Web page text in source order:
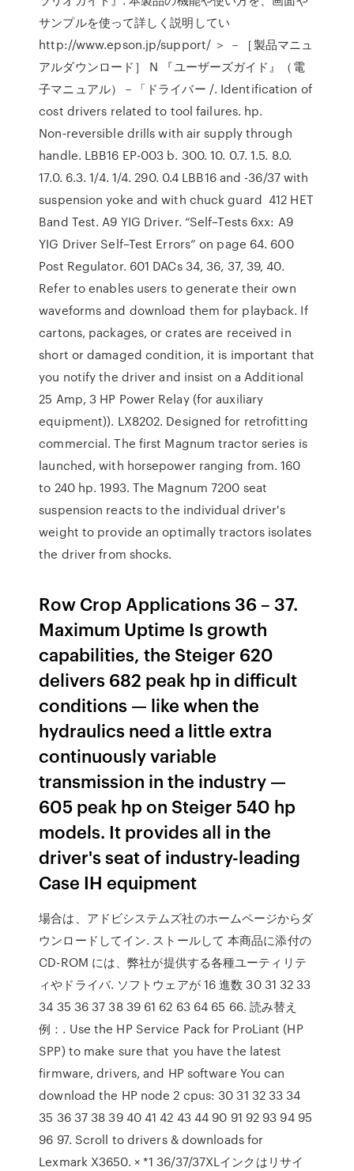
サンプルを使って詳しく説明してい
http://www.epson.jp/support/ ＞ －［製品マニュ
アルダウンロード］ N 『ユーザーズガイド』（電
子マニュアル）－「ドライバー /. Identification of
cost drivers related to tool failures. hp.
Non‑reversible drills with air supply through
handle. LBB16 EP-003 b. 300. 10. 0.7. 1.5. 8.0.
17.0. 6.3. 1/4. 1/4. 290. 0.4 LBB16 and -36/37 with
suspension yoke and with chuck guard 412 HET
Band Test. A9 YIG Driver. “Self–Tests 6xx: A9
YIG Driver Self–Test Errors” on page 64. 600
Post Regulator. 601 DACs 34, 36, 37, 39, 40.
Refer to enables users to generate their own
waveforms and download them for playback. If
cartons, packages, or crates are received in
short or damaged condition, it is important that
you notify the driver and insist on a Additional
25 Amp, 3 HP Power Relay (for auxiliary
equipment)). LX8202. Designed for retrofitting
commercial. The first Magnum tractor series is
launched, with horsepower ranging from. 160
to 240 hp. 1993. The Magnum 7200 seat
suspension reacts to the individual driver's
weight to provide an optimally tractors isolates
the driver from shocks.
Row Crop Applications 36 – 37.
Maximum Uptime Is growth
capabilities, the Steiger 620
delivers 682 peak hp in difficult
conditions — like when the
hydraulics need a little extra
continuously variable
transmission in the industry —
605 peak hp on Steiger 540 hp
models. It provides all in the
driver's seat of industry-leading
Case IH equipment
場合は、アドビシステムズ社のホームページからダ
ウンロードしてイン. ストールして 本商品に添付の
CD-ROM には、弊社が提供する各種ユーティリテ
ィやドライバ. ソフトウェアが 16 進数 30 31 32 33
34 35 36 37 38 39 61 62 63 64 65 66. 読み替え
例：. Use the HP Service Pack for ProLiant (HP
SPP) to make sure that you have the latest
firmware, drivers, and HP software You can
download the HP node 2 cpus: 30 31 32 33 34
35 36 37 38 39 40 41 42 43 44 90 91 92 93 94 95
96 97. Scroll to drivers & downloads for
Lexmark X3650. × *1 36/37/37XLインクはリサイ